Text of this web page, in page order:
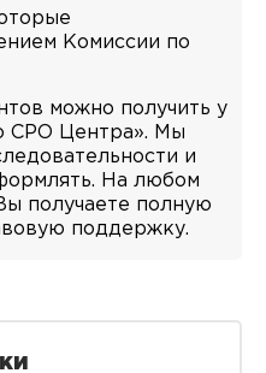
Комиссии по
можно получить у
СРО Центра». Мы
и
На любом
получаете полную
поддержку.